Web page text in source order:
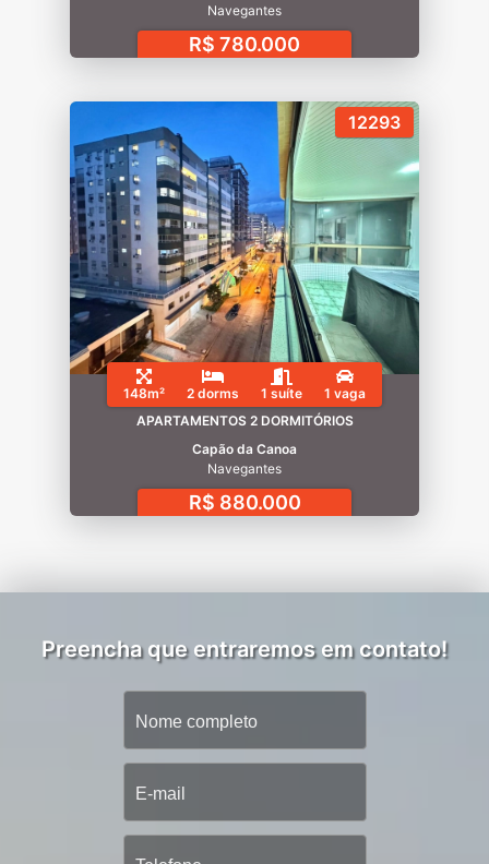
Navegantes
R$ 780.000
12293
148m² 2 dorms 1 suíte
1 vaga
APARTAMENTOS 2 DORMITÓRIOS
Capão da Canoa
Navegantes
R$ 880.000
Preencha que entraremos em contato!